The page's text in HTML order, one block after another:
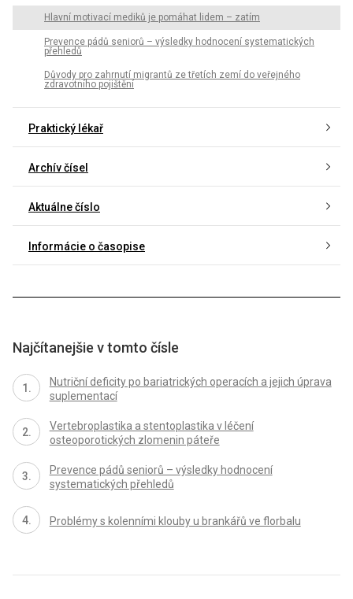
Hlavní motivací mediků je pomáhat lidem – zatím
Prevence pádů seniorů – výsledky hodnocení systematických
přehledů
Důvody pro zahrnutí migrantů ze třetích zemí do veřejného
zdravotního pojištění
Praktický lékař
Archív čísel
Aktuálne číslo
Informácie o časopise
Najčítanejšie v tomto čísle
Nutriční deficity po bariatrických operacích a jejich úprava
suplementací
Vertebroplastika a stentoplastika v léčení
osteoporotických zlomenin páteře
Prevence pádů seniorů – výsledky hodnocení
systematických přehledů
Problémy s kolenními klouby u brankářů ve florbalu